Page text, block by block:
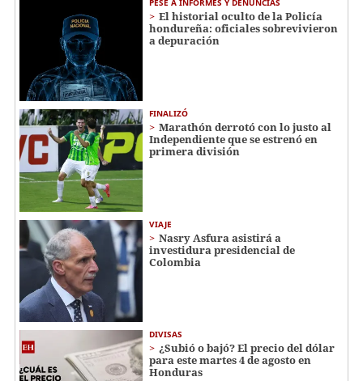
PESE A INFORMES Y DENUNCIAS
El historial oculto de la Policía
hondureña: oficiales sobrevivieron
a depuración
FINALIZÓ
Marathón derrotó con lo justo al
Independiente que se estrenó en
primera división
VIAJE
Nasry Asfura asistirá a
investidura presidencial de
Colombia
DIVISAS
¿Subió o bajó? El precio del dólar
para este martes 4 de agosto en
Honduras